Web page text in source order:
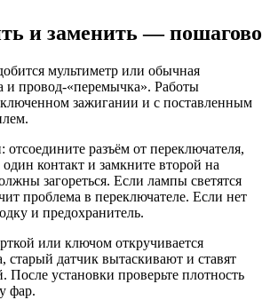
и заменить — пошагово
мультиметр или обычная
и провод‑«перемычка». Работы
зажигании и с поставленным
разъём от переключателя,
контакт и замкните второй на
загореться. Если лампы светятся
проблема в переключателе. Если нет
и предохранитель.
или ключом откручивается
старый датчик вытаскивают и ставят
После установки проверьте плотность
фар.